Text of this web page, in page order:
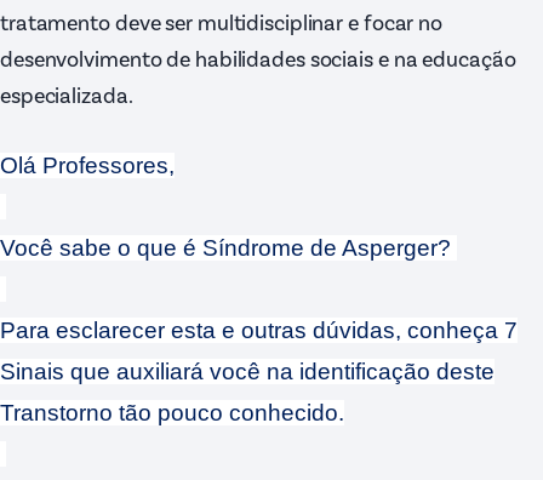
tratamento deve ser multidisciplinar e focar no
desenvolvimento de habilidades sociais e na educação
especializada.
Olá Professores,
Você sabe o que é Síndrome de Asperger?
Para esclarecer esta e outras dúvidas, conheça 7
Sinais que auxiliará você na identificação deste
Transtorno tão pouco conhecido.